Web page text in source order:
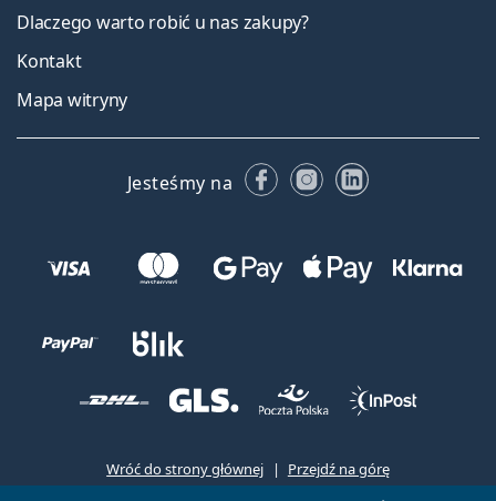
Dlaczego warto robić u nas zakupy?
Kontakt
Mapa witryny
Jesteśmy na FacebookuInstagramie
LinkedIn
Wróć do strony głównej
Przejdź na górę